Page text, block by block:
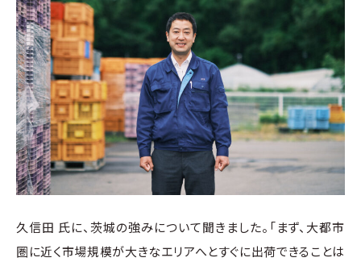
久信田 氏に、茨城の強みについて聞きました。「まず、大都市
圏に近く市場規模が大きなエリアへとすぐに出荷できることは